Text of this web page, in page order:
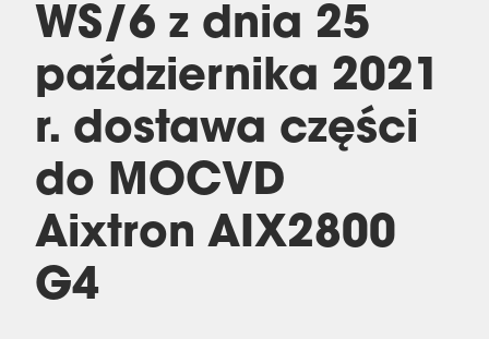
WS/6 z dnia 25
października 2021
r. dostawa części
do MOCVD
Aixtron AIX2800
G4